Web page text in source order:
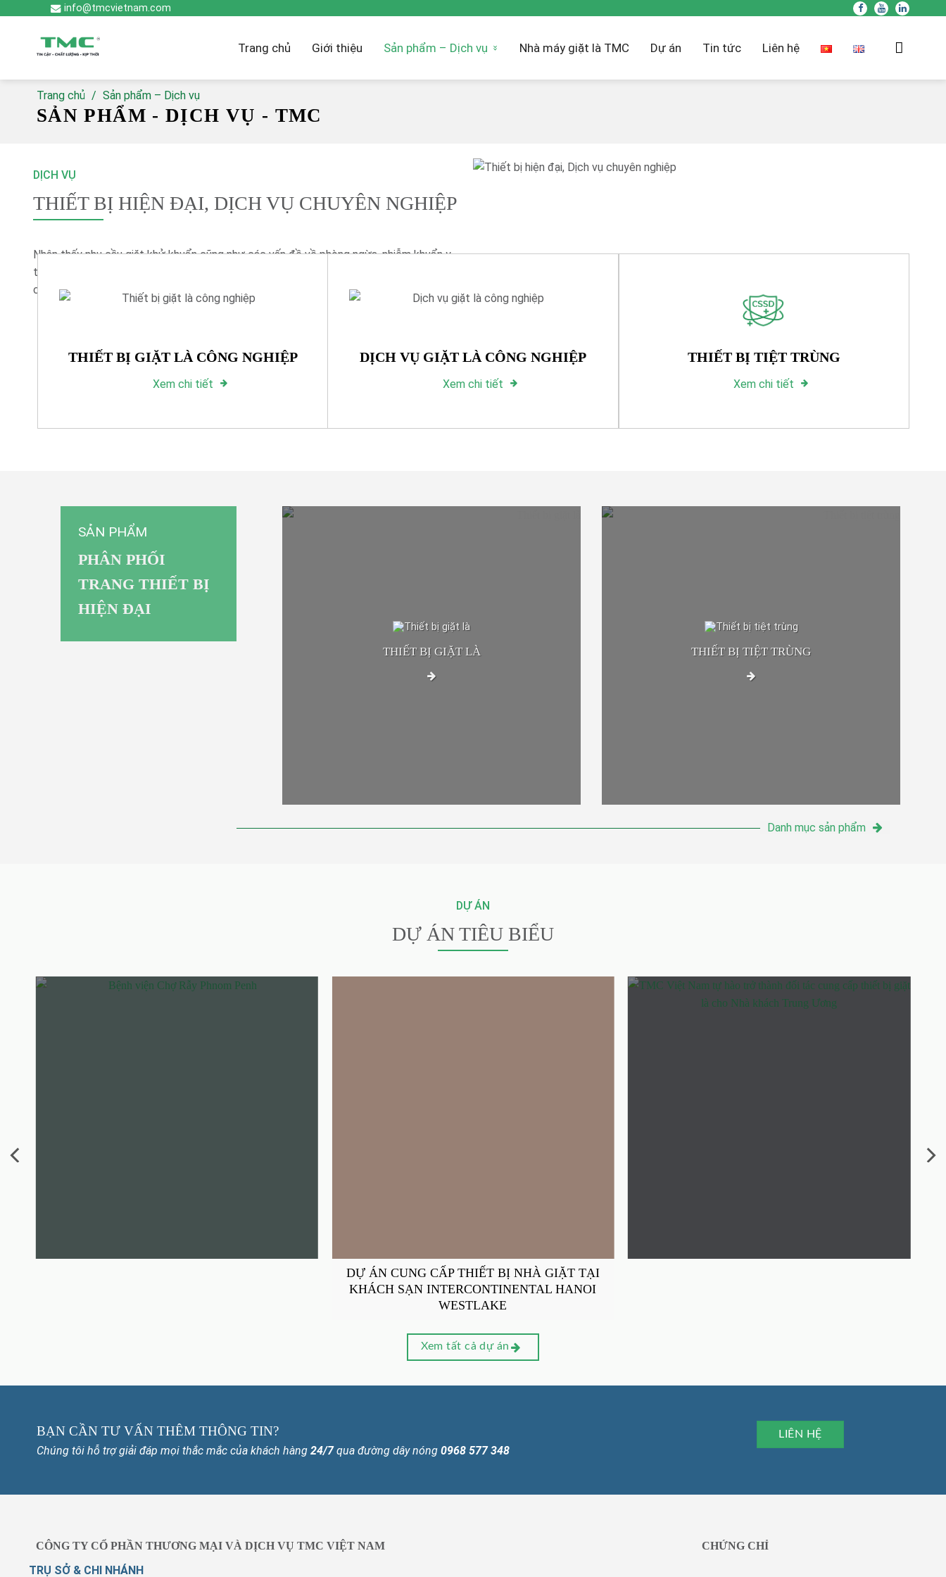
info@tmcvietnam.com
Trang chủ Giới thiệu Sản phẩm – Dịch vụ Nhà máy giặt là TMC Dự án Tin tức Liên hệ
Trang chủ / Sản phẩm – Dịch vụ
SẢN PHẨM - DỊCH VỤ - TMC
DỊCH VỤ
THIẾT BỊ HIỆN ĐẠI, DỊCH VỤ CHUYÊN NGHIỆP
Nhận thấy nhu cầu giặt khử khuẩn cũng như các vấn đề về phòng ngừa, nhiễm khuẩn y
tế ngày càng được chú trọng nên chúng tôi cung cấp các giải pháp/dịch vụ nhằm nâng
cao chất lượng chăm sóc người bệnh.
THIẾT BỊ GIẶT LÀ CÔNG NGHIỆP
Xem chi tiết
DỊCH VỤ GIẶT LÀ CÔNG NGHIỆP
Xem chi tiết
THIẾT BỊ TIỆT TRÙNG
Xem chi tiết
SẢN PHẨM
PHÂN PHỐI
TRANG THIẾT BỊ
HIỆN ĐẠI
THIẾT BỊ GIẶT LÀ THIẾT BỊ TIỆT TRÙNG
Danh mục sản phẩm
DỰ ÁN
DỰ ÁN TIÊU BIỂU
DỰ ÁN CUNG CẤP THIẾT BỊ NHÀ GIẶT TẠI
KHÁCH SẠN INTERCONTINENTAL HANOI
WESTLAKE
Xem tất cả dự án
BẠN CẦN TƯ VẤN THÊM THÔNG TIN?
Chúng tôi hỗ trợ giải đáp mọi thắc mắc của khách hàng 24/7qua đường dây nóng 0968 577 348
LIÊN HỆ
CÔNG TY CỔ PHẦN THƯƠNG MẠI VÀ DỊCH VỤ TMC VIỆT NAM
TRỤ SỞ & CHI NHÁNH
CHỨNG CHỈ